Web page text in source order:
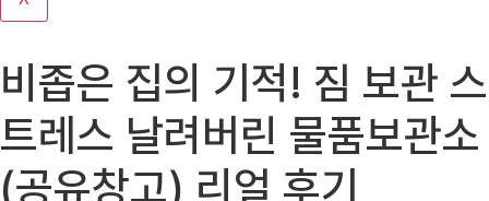
비좁은 집의 기적! 짐 보관 스
트레스 날려버린 물품보관소
(공유창고) 리얼 후기